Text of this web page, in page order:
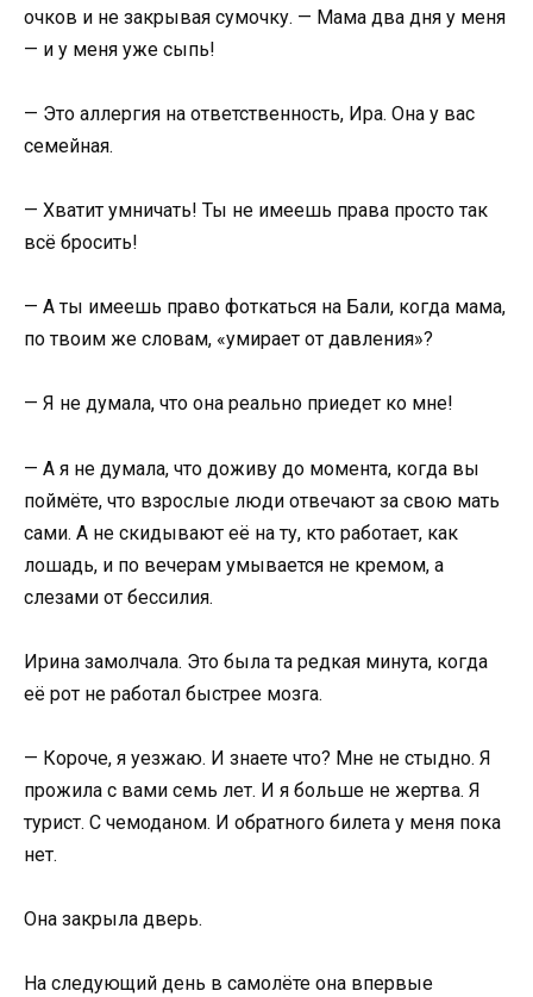
очков и не закрывая сумочку. — Мама два дня у меня
— и у меня уже сыпь!
— Это аллергия на ответственность, Ира. Она у вас
семейная.
— Хватит умничать! Ты не имеешь права просто так
всё бросить!
— А ты имеешь право фоткаться на Бали, когда мама,
по твоим же словам, «умирает от давления»?
— Я не думала, что она реально приедет ко мне!
— А я не думала, что доживу до момента, когда вы
поймёте, что взрослые люди отвечают за свою мать
сами. А не скидывают её на ту, кто работает, как
лошадь, и по вечерам умывается не кремом, а
слезами от бессилия.
Ирина замолчала. Это была та редкая минута, когда
её рот не работал быстрее мозга.
— Короче, я уезжаю. И знаете что? Мне не стыдно. Я
прожила с вами семь лет. И я больше не жертва. Я
турист. С чемоданом. И обратного билета у меня пока
нет.
Она закрыла дверь.
На следующий день в самолёте она впервые